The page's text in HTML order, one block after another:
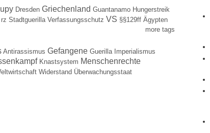
Dresden Griechenland Guantanamo Hungerstreik
rz Stadtguerilla Verfassungsschutz VS §§129ff Ägypten
more tags
Antirassismus Gefangene Guerilla Imperialismus
Knastsystem Menschenrechte
Widerstand Überwachungsstaat